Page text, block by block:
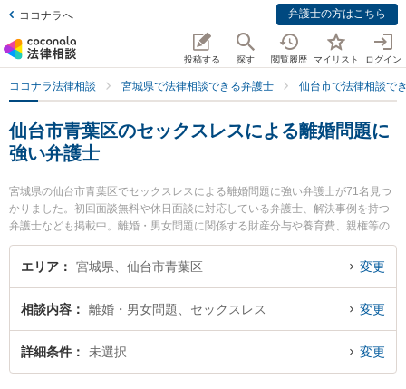
ココナラへ 弁護士の方はこちら
投稿する 探す 閲覧履歴 マイリスト ログイン
ココナラ法律相談 宮城県で法律相談できる弁護士 仙台市で法律相談で
仙台市青葉区のセックスレスによる離婚問題に
強い弁護士
宮城県の仙台市青葉区でセックスレスによる離婚問題に強い弁護士が71名見つ
かりました。初回面談無料や休日面談に対応している弁護士、解決事例を持つ
弁護士なども掲載中。離婚・男女問題に関係する財産分与や養育費、親権等の
細かな分野での絞り込み検索もでき便利です。特にネクスパート法律事務所 仙
台オフィスの城石 悠貴弁護士や法律事務所絆の森本 裕己弁護士、弁護士法人リ
レスによる離婚問題のトラブルを今すぐに弁護士に相談したい』『セックスレ
スによる離婚問題のトラブル解決の実績豊富な近くの弁護士を検索したい』
『初回相談無料でセックスレスによる離婚問題を法律相談できる仙台市青葉区
エリア 宮城県、仙台市青葉区 変更
相談内容 離婚・男女問題、セックスレス 変更
詳細条件 未選択 変更